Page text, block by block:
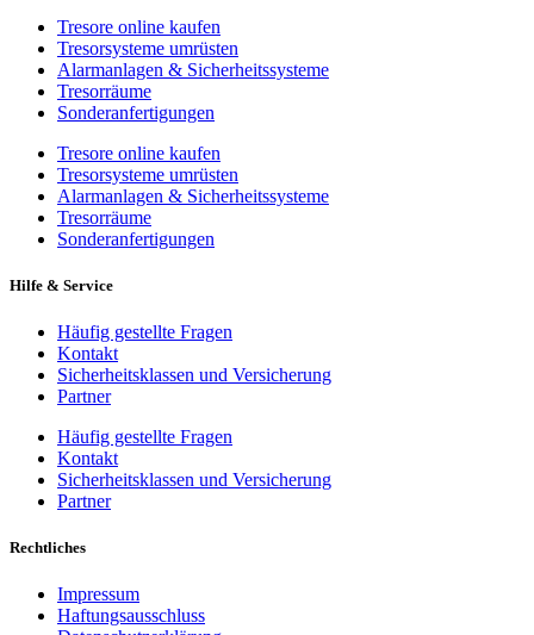
Tresore online kaufen
Tresorsysteme umrüsten
Alarmanlagen & Sicherheitssysteme
Tresorräume
Sonderanfertigungen
Tresore online kaufen
Tresorsysteme umrüsten
Alarmanlagen & Sicherheitssysteme
Tresorräume
Sonderanfertigungen
Hilfe & Service
Häufig gestellte Fragen
Kontakt
Sicherheitsklassen und Versicherung
Partner
Häufig gestellte Fragen
Kontakt
Sicherheitsklassen und Versicherung
Partner
Rechtliches
Impressum
Haftungsausschluss